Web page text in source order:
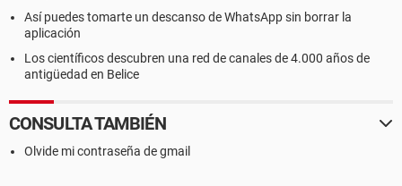
Así puedes tomarte un descanso de WhatsApp sin borrar la
aplicación
Los científicos descubren una red de canales de 4.000 años de
antigüedad en Belice
CONSULTA TAMBIÉN
Olvide mi contraseña de gmail